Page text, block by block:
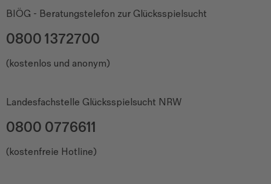
BIÖG - Beratungstelefon zur Glücksspielsucht
0800 1372700
(kostenlos und anonym)
Landesfachstelle Glücksspielsucht NRW
0800 0776611
(kostenfreie Hotline)